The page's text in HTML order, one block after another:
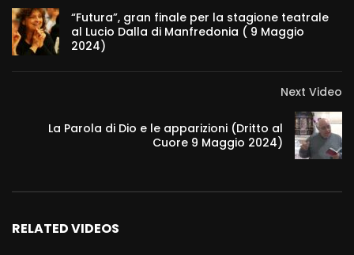
“Futura”, gran finale per la stagione teatrale
al Lucio Dalla di Manfredonia ( 9 Maggio
2024)
Next Video
La Parola di Dio e le apparizioni (Dritto al
Cuore 9 Maggio 2024)
RELATED VIDEOS